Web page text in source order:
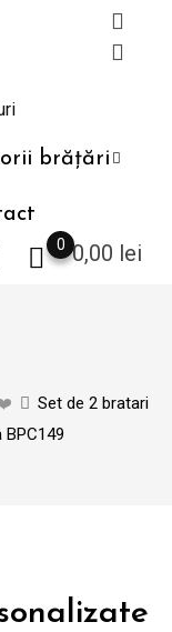
brățări
0,00 lei
0
Set de 2 bratari